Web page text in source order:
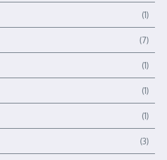
(1)
(7)
(1)
(1)
(1)
(3)